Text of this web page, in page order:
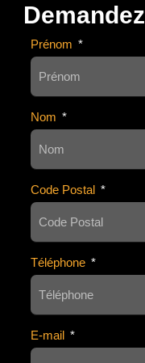
Prénom
Nom
Code Postal
Téléphone
E-mail